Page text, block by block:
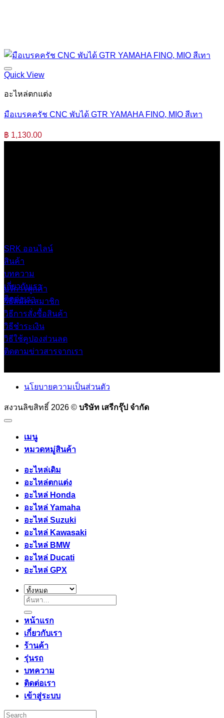
Quick View
อะไหล่ตกแต่ง
มือเบรคครัช CNC พับได้ GTR YAMAHA FINO, MIO สีเทา
฿ 1,130.00
SRK ออนไลน์
สินค้า
บทความ
เกี่ยวกับเรา
ติดต่อเรา
บริการลูกค้า
วิธีสมัครสมาชิก
วิธีการสั่งซื้อสินค้า
วิธีชำระเงิน
วิธีใช้คูปองส่วนลด
ติดตามข่าวสารจากเรา
นโยบายความเป็นส่วนตัว
สงวนลิขสิทธิ์ 2026 © บริษัท เสรีกรุ๊ป จำกัด
เมนู
หมวดหมู่สินค้า
อะไหล่เดิม
อะไหล่ตกแต่ง
อะไหล่ Honda
อะไหล่ Yamaha
อะไหล่ Suzuki
อะไหล่ Kawasaki
อะไหล่ BMW
อะไหล่ Ducati
อะไหล่ GPX
ค้นหา:
หน้าแรก
เกี่ยวกับเรา
ร้านค้า
รุ่นรถ
บทความ
ติดต่อเรา
เข้าสู่ระบบ